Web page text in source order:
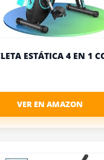
ESTÁTICA 4 EN 1